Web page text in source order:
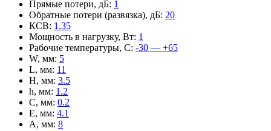
Прямые потери, дБ: 1
Обратные потери (развязка), дБ: 20
КСВ: 1.35
Мощность в нагрузку, Вт: 1
Рабочие температуры, С: -30 — +65
W, мм: 5
L, мм: 11
H, мм: 3.5
h, мм: 1.2
C, мм: 0.2
E, мм: 4.1
A, мм: 8